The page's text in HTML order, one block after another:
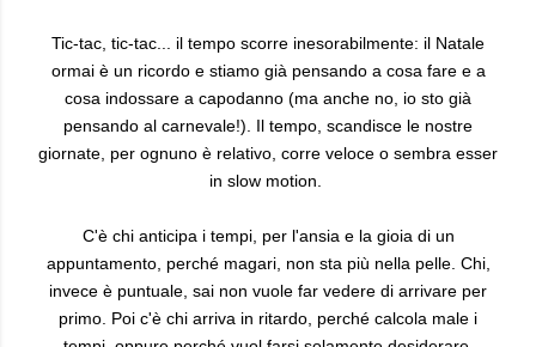
Tic-tac, tic-tac... il tempo scorre inesorabilmente: il Natale
ormai è un ricordo e stiamo già pensando a cosa fare e a
cosa indossare a capodanno (ma anche no, io sto già
pensando al carnevale!). Il tempo, scandisce le nostre
giornate, per ognuno è relativo, corre veloce o sembra esser
in slow motion.
C'è chi anticipa i tempi, per l'ansia e la gioia di un
appuntamento, perché magari, non sta più nella pelle. Chi,
invece è puntuale, sai non vuole far vedere di arrivare per
primo. Poi c'è chi arriva in ritardo, perché calcola male i